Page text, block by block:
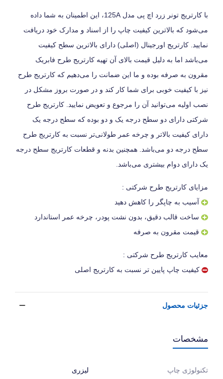
با کارتریج تونر زرد اچ پی مدل 125A، این اطمینان به شما داده
می‌شود که بالاترین کیفیت چاپ را از اسناد و مدارک خود دریافت
نمایید. کارتریج اورجینال (اصلی) دارای بالاترین سطح کیفیت
می‌باشد اما به دلیل قیمت بالای آن تهیه کارتریج طرح فابریک
مقرون به صرفه بوده و ما این ضمانت را می‌دهیم که کارتریج طرح
نیز با کیفیت خوبی برای شما کار کند و در صورت بروز مشکل در
نصب اولیه می‌توانید آن را مرجوع و تعویض نمایید. کارتریج طرح
شرکتی دارای دو سطح درجه یک و دو بوده که سطح درجه یک
دارای کیفیت بالاتر و چرخه عمر طولانی‌تر نسبت به کارتریج طرح
سطح درجه دو می‌باشد. همچنین بدنه و قطعات کارتریج سطح درجه
یک دارای دوام بیشتری می‌باشد.
مزایای کارتریج طرح شرکتی :
آسیب به چاپگر را کاهش دهید
ساخت قالب دقیق، بدون نشت پودر، چرخه عمر استاندارد
قیمت مقرون به صرفه
معایب کارتریج طرح شرکتی :
کیفیت چاپ پایین تر نسبت به کارتریج اصلی
جزئیات محصول
مشخصات
تکنولوژی چاپ لیزری